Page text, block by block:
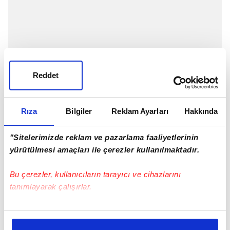
Rıza Bilgiler Reklam Ayarları Hakkında
"Sitelerimizde reklam ve pazarlama faaliyetlerinin
yürütülmesi amaçları ile çerezler kullanılmaktadır.
Bu çerezler, kullanıcıların tarayıcı ve cihazlarını
tanımlayarak çalışırlar.
Bu çerezlere izin vermeniz halinde sizlere özel
Reddet
GELECEĞE YATIRIM YAPILACAK
Performansı beğenilmeyen Luyindama'nın yerine